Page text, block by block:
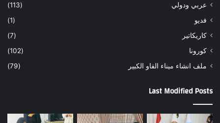
عربي ودولي
(113)
فديو
(1)
كاريكاتير
(7)
كورونا
(102)
ملف انشاء ميناء الفاو الكبير
(79)
Last Modified Posts